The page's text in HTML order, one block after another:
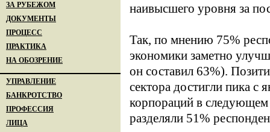
ЗА РУБЕЖОМ
ДОКУМЕНТЫ
ПРОЦЕСС
ПРАКТИКА
НА ОБОЗРЕНИЕ
УПРАВЛЕНИЕ
БАНКРОТСТВО
ПРОФЕССИЯ
ЛИЦА
наивысшего уровня за
Так, по мнению 75%
экономики заметно
он составил 63%).
сектора достигли пика
корпораций в
разделяли 51%